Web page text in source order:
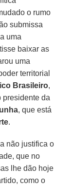
o rumo
submissa
uma
baixar as
uma
territorial
Brasileiro,
presidente da
, que está
.
não justifica o
que no
lhe dão hoje
como o